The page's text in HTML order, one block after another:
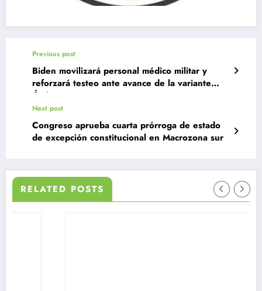
Previous post
Biden movilizará personal médico militar y
reforzará testeo ante avance de la variante
Ómicron
Next post
Congreso aprueba cuarta prórroga de estado
de excepción constitucional en Macrozona sur
RELATED POSTS